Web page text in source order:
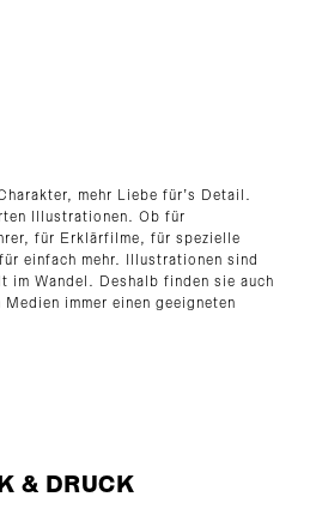
mehr Liebe für’s Detail.
Illustrationen. Ob für
für Erklärfilme, für spezielle
einfach mehr. Illustrationen sind
im Wandel. Deshalb finden sie auch
immer einen geeigneten
& DRUCK